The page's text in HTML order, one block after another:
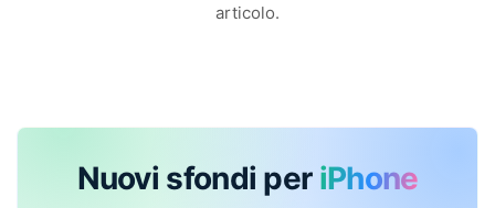
articolo.
Nuovi sfondi per iPhone